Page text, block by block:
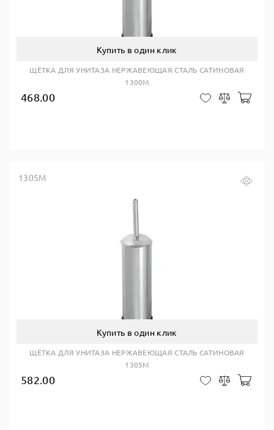
Купить в один клик
ЩЁТКА ДЛЯ УНИТАЗА НЕРЖАВЕЮЩАЯ СТАЛЬ САТИНОВАЯ
1300M
468.00 В закладки
Сравнить
1305M
Купить в один клик
ЩЁТКА ДЛЯ УНИТАЗА НЕРЖАВЕЮЩАЯ СТАЛЬ САТИНОВАЯ
1305M
582.00 В закладки
Сравнить